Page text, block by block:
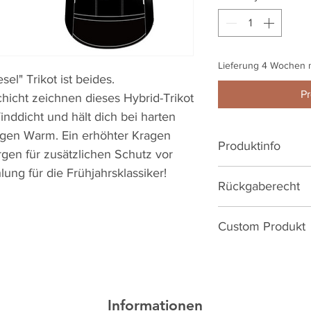
Trikot ist beides.
zeichnen dieses Hybrid-Trikot
und hält dich bei harten
Warm. Ein erhöhter Kragen
für zusätzlichen Schutz vor
für die Frühjahrsklassiker!
Lieferung 4 Wochen
Produktinfo
Membran die
dabei noch
Verlängerter
Rückgaberecht
14Tagen. Ersatz/
Es besteht kein
Custom Produkt
Dieser Artikel ist
Informationen